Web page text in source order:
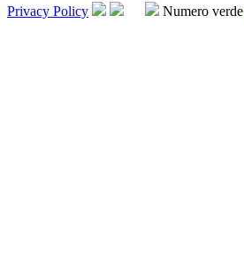
Privacy Policy Numero verde